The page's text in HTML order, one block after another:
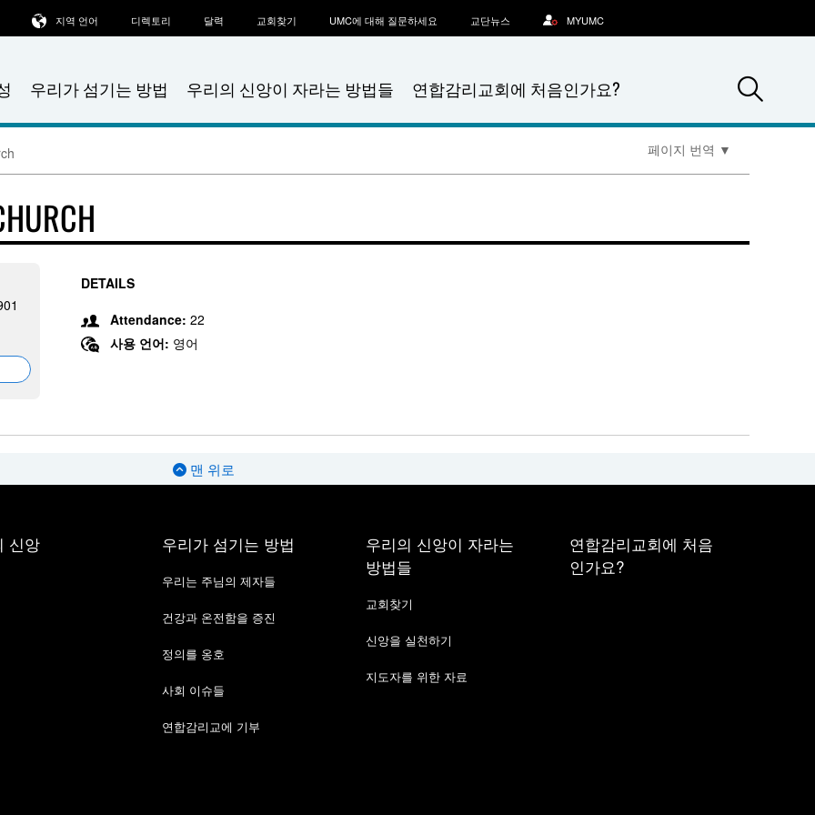
우리가 섬기는 방법 우리의 신앙이 자라는 방법들 연합감리교회에 처음인가요?
지역 언어 디렉토리 달력 교회찾기 UMC에 대해 질문하세요 교단뉴스 MYUMC
페이지 번역 ▼
DETAILS
Attendance: 22
사용 언어: 영어
맨 위로
신앙 우리가 섬기는 방법
우리는 주님의 제자들
건강과 온전함을 증진
정의를 옹호
사회 이슈들
연합감리교에 기부
우리의 신앙이 자라는
방법들
교회찾기
신앙을 실천하기
지도자를 위한 자료
연합감리교회에 처음
인가요?